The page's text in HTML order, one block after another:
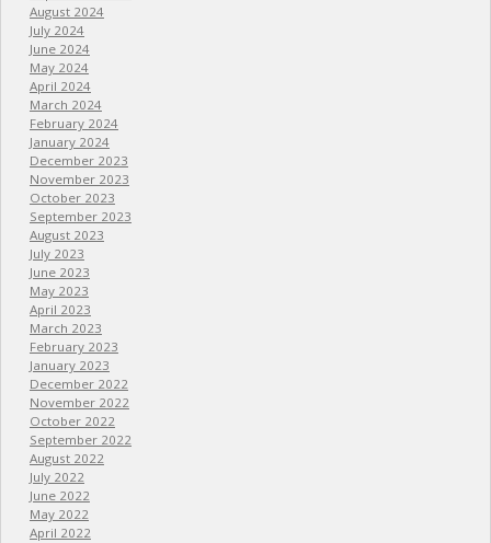
August 2024
July 2024
June 2024
May 2024
April 2024
March 2024
February 2024
January 2024
December 2023
November 2023
October 2023
September 2023
August 2023
July 2023
June 2023
May 2023
April 2023
March 2023
February 2023
January 2023
December 2022
November 2022
October 2022
September 2022
August 2022
July 2022
June 2022
May 2022
April 2022